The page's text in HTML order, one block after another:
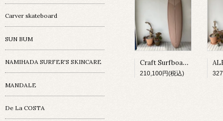
Craft Surfboard / Fresh Egg / 7'4"
210,100円(税込)
Carver skateboard
SUN BUM
NAMIHADA SURFER'S SKINCARE
MANDALE
De La COSTA